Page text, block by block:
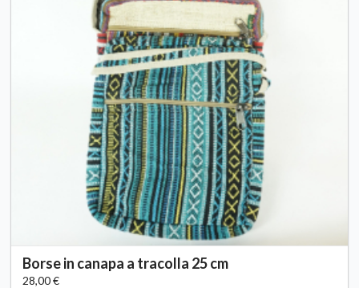
Borse in canapa a tracolla 25 cm
28,00 €